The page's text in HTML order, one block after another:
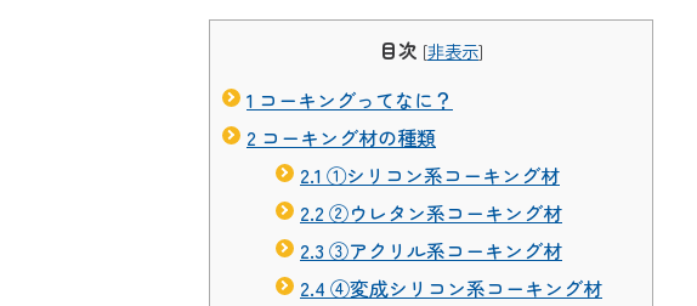
目次 [非表示]
1 コーキングってなに？
2 コーキング材の種類
2.1 ①シリコン系コーキング材
2.2 ②ウレタン系コーキング材
2.3 ③アクリル系コーキング材
2.4 ④変成シリコン系コーキング材